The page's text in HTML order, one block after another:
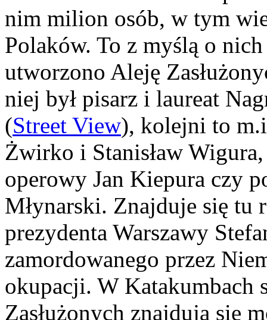
nim milion osób, w tym
Polaków. To z myślą o
utworzono Aleję
niej był pisarz i laureat
(Street View), kolejni to
Żwirko i Stanisław
operowy Jan Kiepura czy
Młynarski. Znajduje się tu
prezydenta Warszawy
zamordowanego przez
okupacji. W Katakumbach
Zasłużonych znajdują się